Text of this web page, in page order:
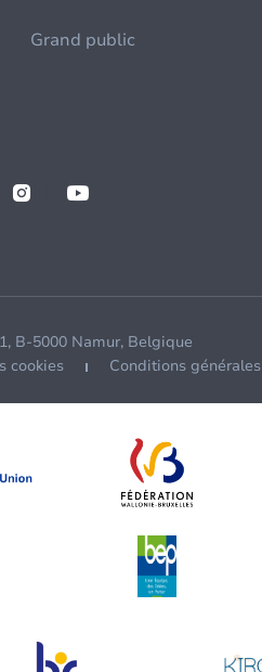
Grand public
B-5000 Namur, Belgique
cookies Conditions